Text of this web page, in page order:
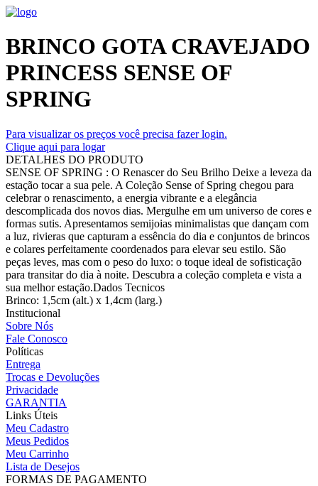
BRINCO GOTA CRAVEJADO
PRINCESS SENSE OF
SPRING
Para visualizar os preços você precisa fazer login.
Clique aqui para logar
DETALHES DO PRODUTO
SENSE OF SPRING : O Renascer do Seu Brilho Deixe a leveza da
estação tocar a sua pele. A Coleção Sense of Spring chegou para
celebrar o renascimento, a energia vibrante e a elegância
descomplicada dos novos dias. Mergulhe em um universo de cores e
formas sutis. Apresentamos semijoias minimalistas que dançam com
a luz, rivieras que capturam a essência do dia e conjuntos de brincos
e colares perfeitamente coordenados para elevar seu estilo. São
peças leves, mas com o peso do luxo: o toque ideal de sofisticação
para transitar do dia à noite. Descubra a coleção completa e vista a
sua melhor estação.Dados Tecnicos
Brinco: 1,5cm (alt.) x 1,4cm (larg.)
Institucional
Sobre Nós
Fale Conosco
Políticas
Entrega
Trocas e Devoluções
Privacidade
GARANTIA
Links Úteis
Meu Cadastro
Meus Pedidos
Meu Carrinho
Lista de Desejos
FORMAS DE PAGAMENTO